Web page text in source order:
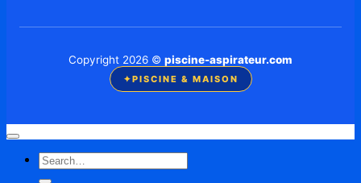
Copyright 2026 © piscine-aspirateur.com
✦PISCINE & MAISON